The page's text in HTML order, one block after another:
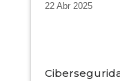
22 Abr 2025